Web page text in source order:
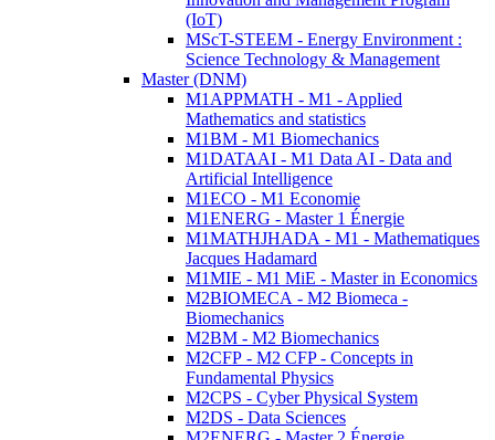
(IoT)
MScT-STEEM - Energy Environment :
Science Technology & Management
Master (DNM)
M1APPMATH - M1 - Applied
Mathematics and statistics
M1BM - M1 Biomechanics
M1DATAAI - M1 Data AI - Data and
Artificial Intelligence
M1ECO - M1 Economie
M1ENERG - Master 1 Énergie
M1MATHJHADA - M1 - Mathematiques
Jacques Hadamard
M1MIE - M1 MiE - Master in Economics
M2BIOMECA - M2 Biomeca -
Biomechanics
M2BM - M2 Biomechanics
M2CFP - M2 CFP - Concepts in
Fundamental Physics
M2CPS - Cyber Physical System
M2DS - Data Sciences